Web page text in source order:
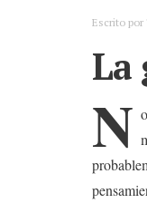
Escrito por
La
N